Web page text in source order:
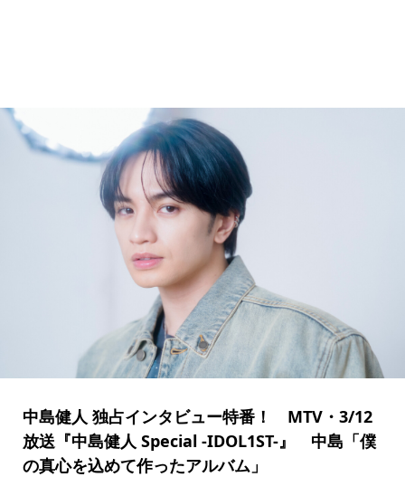
中島健人 独占インタビュー特番！ MTV・3/12
放送『中島健人 Special -IDOL1ST-』 中島「僕
の真心を込めて作ったアルバム」